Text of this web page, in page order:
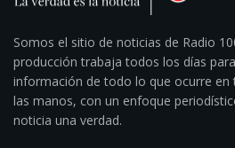
Somos el sitio de noticias de Radio
producción trabaja todos los días
información de todo lo que ocurre en
las manos, con un enfoque
noticia una verdad.